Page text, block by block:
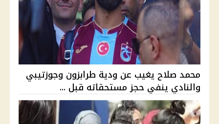
محمد صلاح يغيب عن ودية طرابزون وجوزتيبي
والنادي ينفي حجز مستحقاته قبل ...